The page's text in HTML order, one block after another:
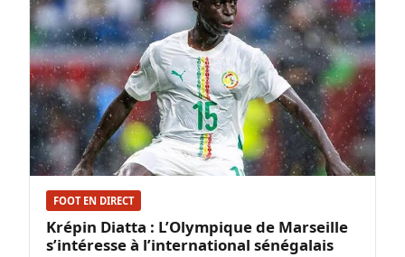
FOOT EN DIRECT
Krépin Diatta : L’Olympique de Marseille
s’intéresse à l’international sénégalais